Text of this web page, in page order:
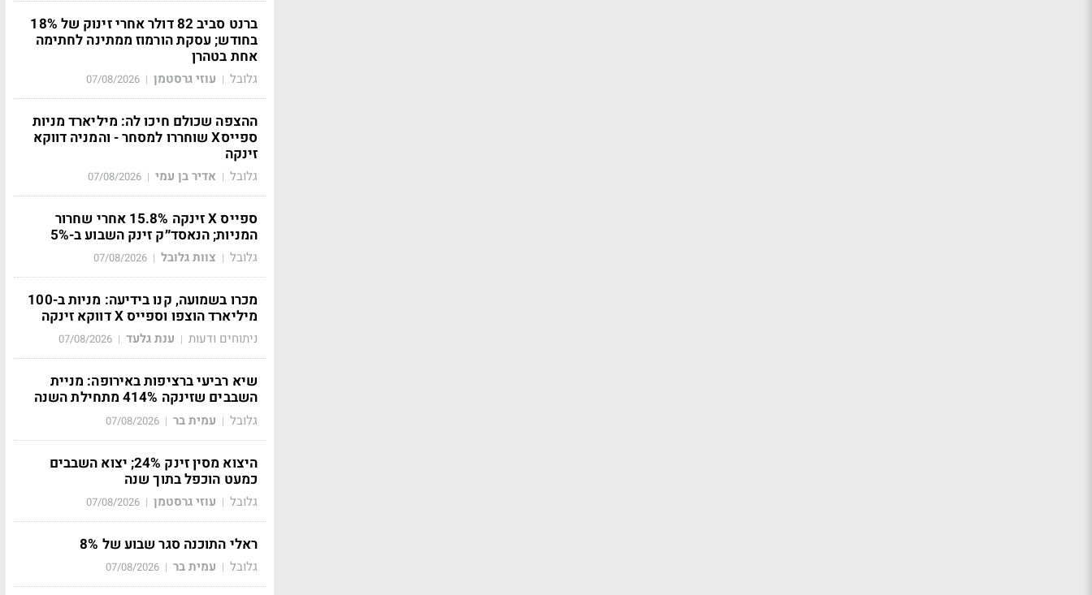
ברנט סביב 82 דולר אחרי זינוק של 18%
בחודש; עסקת הורמוז ממתינה לחתימה
אחת בטהרן
גלובל | עוזי גרסטמן |
07/08/2026
ההצפה שכולם חיכו לה: מיליארד מניות
ספייסX שוחררו למסחר - והמניה דווקא
זינקה
גלובל | אדיר בן עמי |
07/08/2026
ספייס X זינקה 15.8% אחרי שחרור
המניות; הנאסד״ק זינק השבוע ב-5%
גלובל | צוות גלובל |
07/08/2026
מכרו בשמועה, קנו בידיעה: מניות ב-100
מיליארד הוצפו וספייס X דווקא זינקה
ניתוחים ודעות | ענת גלעד |
07/08/2026
שיא רביעי ברציפות באירופה: מניית
השבבים שזינקה 414% מתחילת השנה
גלובל | עמית בר |
07/08/2026
היצוא מסין זינק 24%; יצוא השבבים
כמעט הוכפל בתוך שנה
גלובל | עוזי גרסטמן |
07/08/2026
ראלי התוכנה סגר שבוע של 8%
גלובל | עמית בר |
07/08/2026